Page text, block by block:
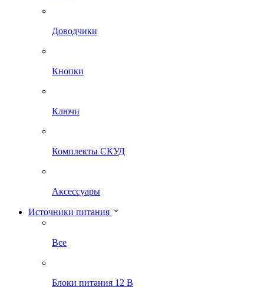
Доводчики
Кнопки
Ключи
Комплекты СКУД
Аксессуары
Источники питания
Все
Блоки питания 12 В